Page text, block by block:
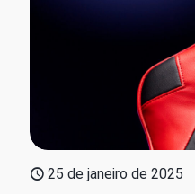
25 de janeiro de 2025